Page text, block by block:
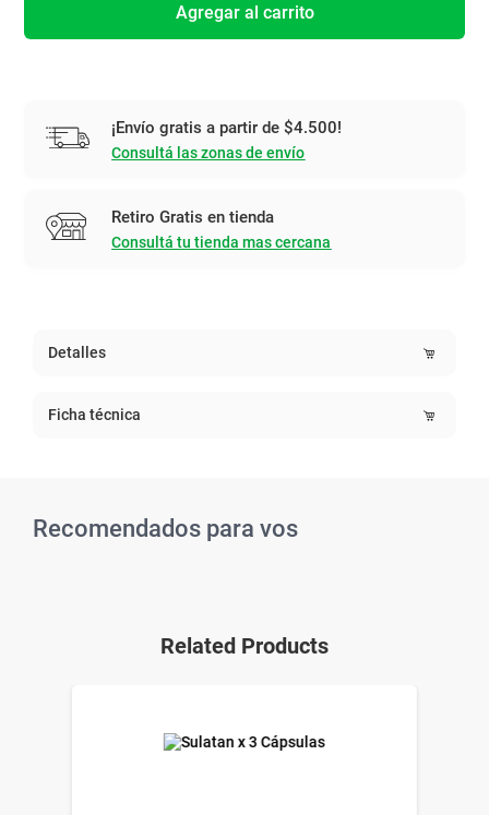
Agregar al carrito
¡Envío gratis a partir de $4.500!
Consultá las zonas de envío
Retiro Gratis en tienda
Consultá tu tienda mas cercana
Detalles
Ficha técnica
Recomendados para vos
Related Products